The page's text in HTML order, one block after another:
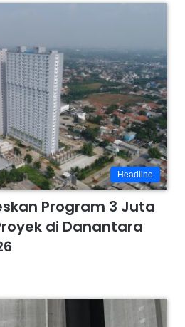
Headline
Program 3 Juta
di Danantara